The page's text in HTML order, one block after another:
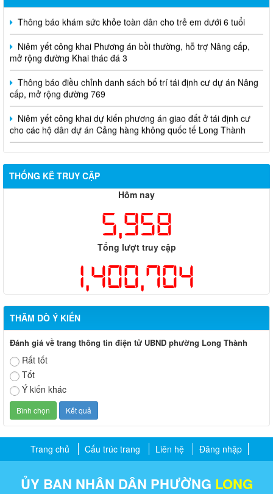
Thông báo khám sức khỏe toàn dân cho trẻ em dưới 6 tuổi
Niêm yết công khai Phương án bồi thường, hỗ trợ Nâng cấp,
mở rộng đường Khai thác đá 3
Thông báo điều chỉnh danh sách bố trí tái định cư dự án Nâng
cấp, mở rộng đường 769
Niêm yết công khai dự kiến phương án giao đất ở tái định cư
cho các hộ dân dự án Cảng hàng không quốc tế Long Thành
THỐNG KÊ TRUY CẬP
Hôm nay
5,958
Tổng lượt truy cập
1,400,704
THĂM DÒ Ý KIẾN
Đánh giá về trang thông tin điện tử UBND phường Long Thành
Rất tốt
Tốt
Ý kiến khác
Trang chủ Cấu trúc trang Liên hệ Đăng nhập
ỦY BAN NHÂN DÂN PHƯỜNG LONG